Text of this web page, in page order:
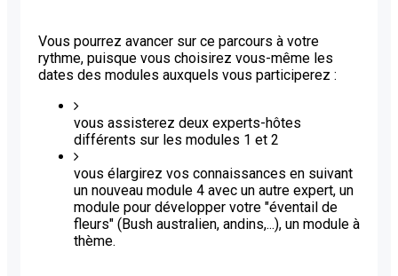
Vous pourrez avancer sur ce parcours à votre
rythme, puisque vous choisirez vous-même les
dates des modules auxquels vous participerez :
vous assisterez deux experts-hôtes
différents sur les modules 1 et 2
vous élargirez vos connaissances en suivant
un nouveau module 4 avec un autre expert, un
module pour développer votre "éventail de
fleurs" (Bush australien, andins,...), un module à
thème.